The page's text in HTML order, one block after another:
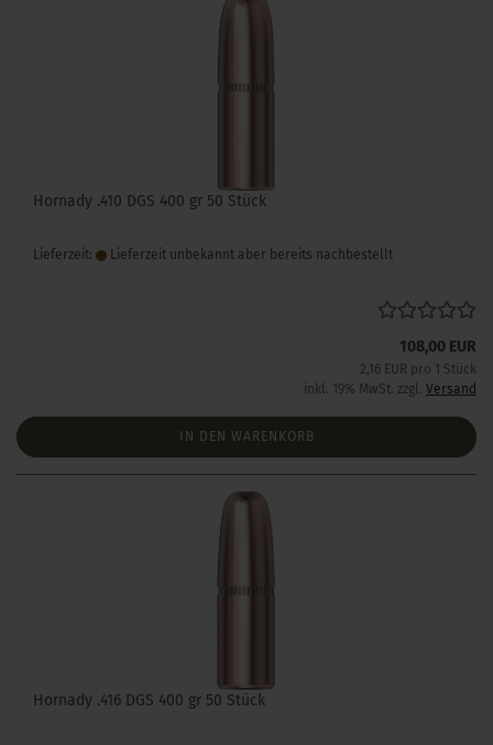
Hornady .410 DGS 400 gr 50 Stück
Lieferzeit: Lieferzeit unbekannt aber bereits nachbestellt
108,00 EUR
2,16 EUR pro 1 Stück
inkl. 19% MwSt. zzgl. Versand
IN DEN WARENKORB
Hornady .416 DGS 400 gr 50 Stück